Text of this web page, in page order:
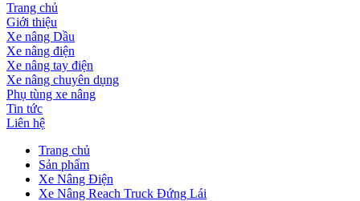
Trang chủ
Giới thiệu
Xe nâng Dầu
Xe nâng điện
Xe nâng tay điện
Xe nâng chuyên dụng
Phụ tùng xe nâng
Tin tức
Liên hệ
Trang chủ
Sản phẩm
Xe Nâng Điện
Xe Nâng Reach Truck Đứng Lái